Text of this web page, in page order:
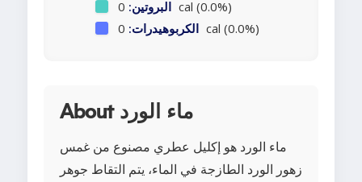
البروتين: 0 cal (0.0%)
الكربوهيدرات: 0 cal (0.0%)
About ماء الورد
ماء الورد هو إكليل عطري مصنوع من غمس
زهور الورد الطازجة في الماء، يتم التقاط جوهر